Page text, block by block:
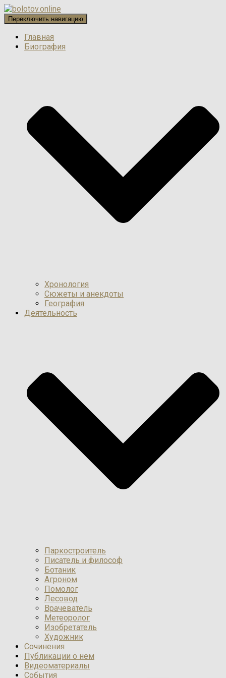
Переключить навигацию
Главная
Биография
Хронология
Сюжеты и анекдоты
География
Деятельность
Паркостроитель
Писатель и философ
Ботаник
Агроном
Помолог
Лесовод
Врачеватель
Метеоролог
Изобретатель
Художник
Сочинения
Публикации о нем
Видеоматериалы
События